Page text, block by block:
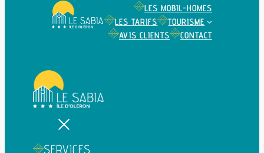
LES MOBIL-HOMES
LES TARIFS
TOURISME
AVIS CLIENTS
CONTACT
SERVICES